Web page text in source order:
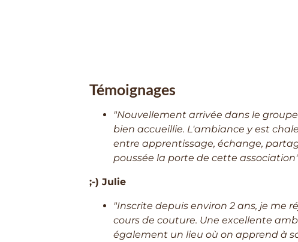
Témoignages
"Nouvellement arrivée dans le
bien accueillie. L'ambiance y est
entre apprentissage, échange,
poussée la porte de cette
;-) Julie
"Inscrite depuis environ 2 ans, je me
cours de couture. Une excellente
également un lieu où on apprend à